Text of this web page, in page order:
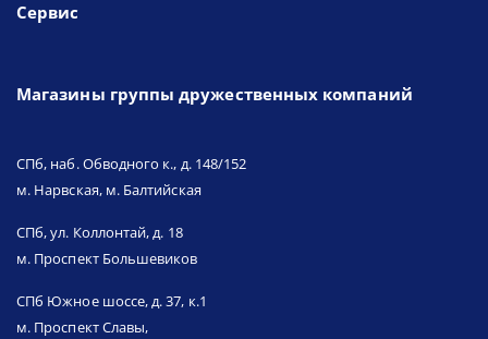
Сервис
Магазины группы дружественных компаний
СПб, наб. Обводного к., д. 148/152
м. Нарвская, м. Балтийская
СПб, ул. Коллонтай, д. 18
м. Проспект Большевиков
СПб Южное шоссе, д. 37, к.1
м. Проспект Славы,